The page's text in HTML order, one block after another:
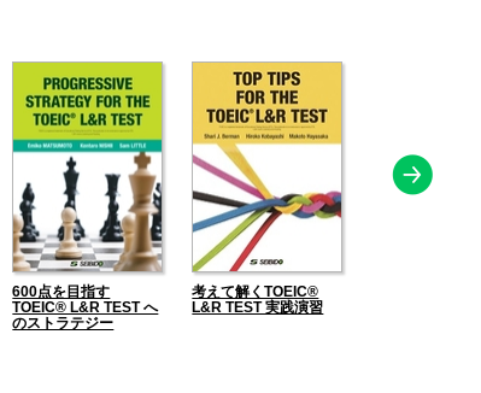
600点を目指す
TOEIC® L&R TEST へ
のストラテジー
考えて解くTOEIC®
L&R TEST 実践演習